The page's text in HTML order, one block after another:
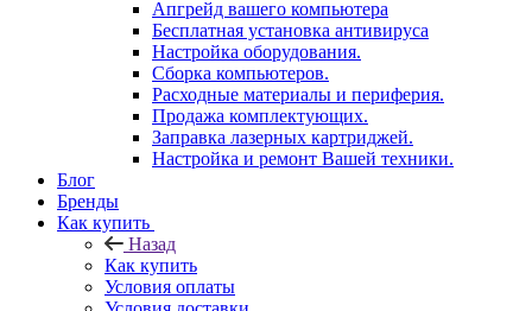
Апгрейд вашего компьютера
Бесплатная установка антивируса
Настройка оборудования.
Сборка компьютеров.
Расходные материалы и периферия.
Продажа комплектующих.
Заправка лазерных картриджей.
Настройка и ремонт Вашей техники.
Блог
Бренды
Как купить
Назад
Как купить
Условия оплаты